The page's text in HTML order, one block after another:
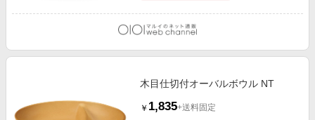
木目仕切付オーバルボウル NT
￥ 1,835+送料固定